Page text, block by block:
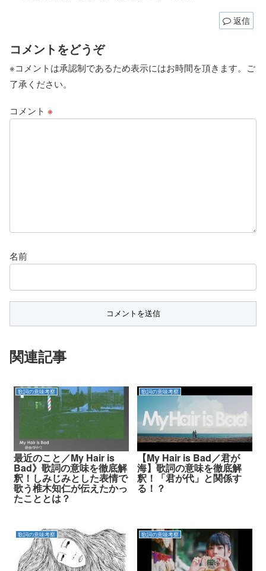
返信
コメントをどうぞ
※コメントは承認制であるため表示にはお時間を頂きます。ご
了承ください。
コメント ※
名前
関連記事
歌詞の意味考察
最近のこと／My Hair is
Bad》歌詞の意味を徹底解
釈！しみじみとした表情で
歌う椎木知仁が伝えたかっ
たこととは？
歌詞の意味考察
【My Hair is Bad／君が
海】歌詞の意味を徹底解
釈！「君が代」と関係す
る！？
歌詞の意味考察 歌詞の意味考察